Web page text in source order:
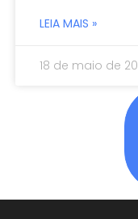
LEIA MAIS »
18 de maio de